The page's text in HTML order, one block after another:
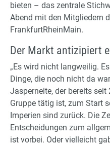
bieten – das zentrale
Abend mit den Mitgliedern
FrankfurtRheinMain.
Der Markt antizipiert
„Es wird nicht langweilig.
Dinge, die noch nicht da
Jasperneite, der bereits
Gruppe tätig ist, zum Start
Imperien sind zurück. Die
Entscheidungen zum
ist vorbei. Oder vielleicht